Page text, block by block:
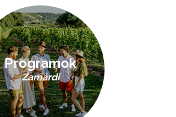
Programok
Zamárdi